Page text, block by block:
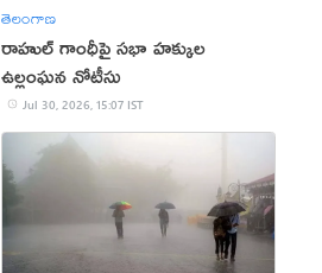
తెలంగాణ
రాహుల్ గాంధీపై సభా హక్కుల
ఉల్లంఘన నోటీసు
Jul 30, 2026, 15:07 IST